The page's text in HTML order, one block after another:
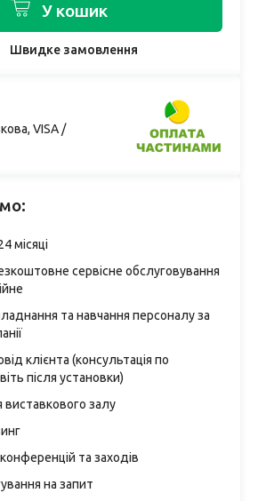
У кошик
Швидке замовлення
VISA /
місяці
сервісне обслуговування
та навчання персоналу за
клієнта (консультація по
після установки)
виставкового залу
та заходів
на запит